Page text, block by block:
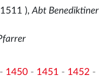
),Abt Benediktiner
- 1450 - 1451 - 1452 -